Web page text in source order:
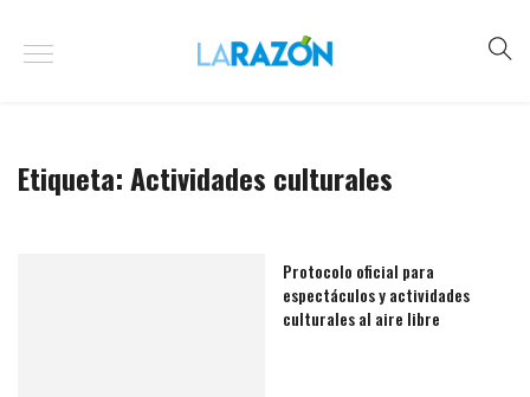
Etiqueta:Actividades culturales
Protocolo oficial para
espectáculos y actividades
culturales al aire libre